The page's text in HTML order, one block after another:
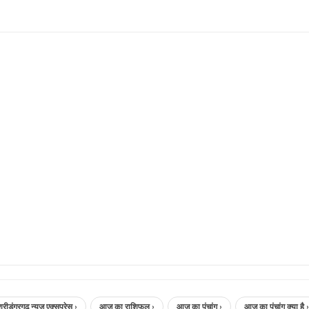
न्यूज़ एक्सप्रेस › आज का राशिफल › आज का पंचांग › आज का पंचांग क्या है ›